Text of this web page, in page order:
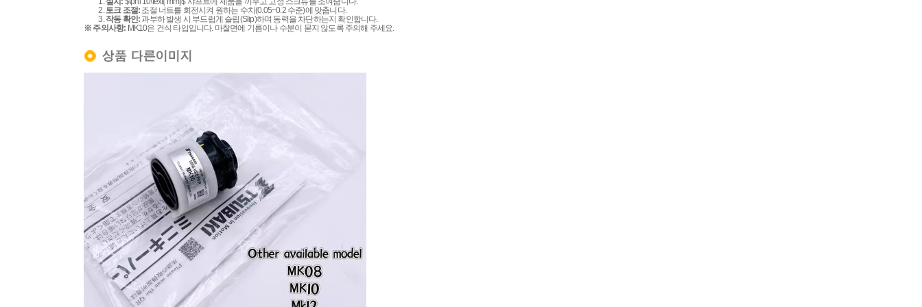
토크 조절: 조절 너트를 회전시켜 원하는 수치(0.05~0.2 수준)에 맞춥니다.
작동 확인:과부하 발생 시 부드럽게 슬립(Slip)하며 동력을 차단하는지 확인합니다.
※ 주의사항: MK10은 건식 타입입니다. 마찰면에 기름이나 수분이 묻지 않도록 주의해 주세요.